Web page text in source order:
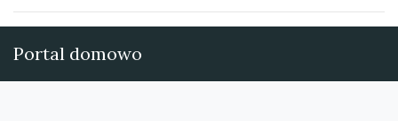
Portal domowo